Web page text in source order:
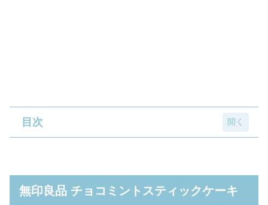
目次
ト 30g
無印良品 チョコミントスティックケーキ